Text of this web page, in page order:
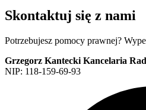
Skontaktuj się z nami
Potrzebujesz pomocy prawnej?
Grzegorz Kantecki Kancelaria
NIP: 118-159-69-93